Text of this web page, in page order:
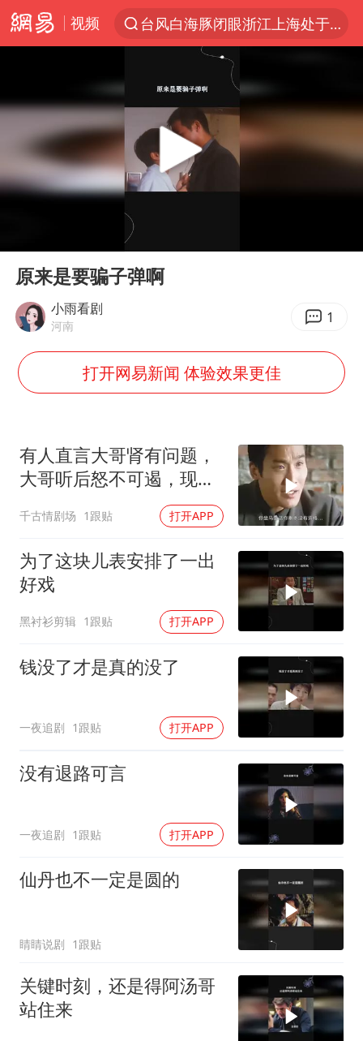
视频
台风白海豚闭眼浙江上海处于危险半圆
香港宏福苑火灾或由烟头引起
张本智和：零封向鹏不意外
浙江海事局启动Ⅰ级防台应急响应
用AI造出新病毒意味着什么
台州《告全体市民书》：非必要不外出
多所幼师院校开设养老专业
泰国校园枪击事件已致8死30余伤
刘伟任延安市委常委、市纪委书记
老人被城管撞倒后离世亲属质疑记录仪
习近平心系体育强国建设
Play
原来是要骗子弹啊
小雨看剧
河南 1
打开网易新闻 体验效果更佳
有人直言大哥肾有问题，
大哥听后怒不可遏，现场
千古情剧场 1跟贴 打开APP
为了这块儿表安排了一出
好戏
黑衬衫剪辑 1跟贴 打开APP
钱没了才是真的没了
一夜追剧 1跟贴 打开APP
没有退路可言
一夜追剧 1跟贴 打开APP
仙丹也不一定是圆的
睛睛说剧 1跟贴
关键时刻，还是得阿汤哥
站住来